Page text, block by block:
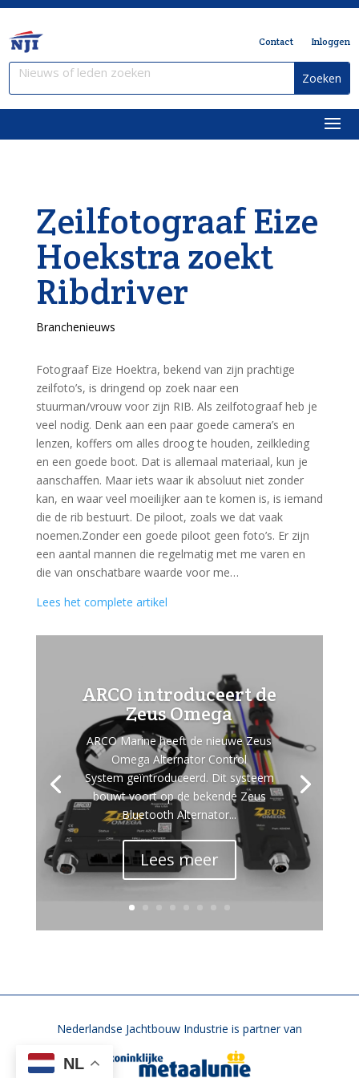
Contact Inloggen
Zeilfotograaf Eize
Hoekstra zoekt
Ribdriver
Branchenieuws
Fotograaf Eize Hoektra, bekend van zijn prachtige
zeilfoto’s, is dringend op zoek naar een
stuurman/vrouw voor zijn RIB. Als zeilfotograaf heb je
veel nodig. Denk aan een paar goede camera’s en
lenzen, koffers om alles droog te houden, zeilkleding
en een goede boot. Dat is allemaal materiaal, kun je
aanschaffen. Maar iets waar ik absoluut niet zonder
kan, en waar veel moeilijker aan te komen is, is iemand
die de rib bestuurt. De piloot, zoals we dat vaak
noemen.Zonder een goede piloot geen foto’s. Er zijn
een aantal mannen die regelmatig met me varen en
die van onschatbare waarde voor me…
Lees het complete artikel
ARCO introduceert de
Zeus Omega
ARCO Marine heeft de nieuwe Zeus
Omega Alternator Control
System geïntroduceerd. Dit systeem
bouwt voort op de bekende Zeus
Bluetooth Alternator...
Lees meer
Nederlandse Jachtbouw Industrie is partner van
NL